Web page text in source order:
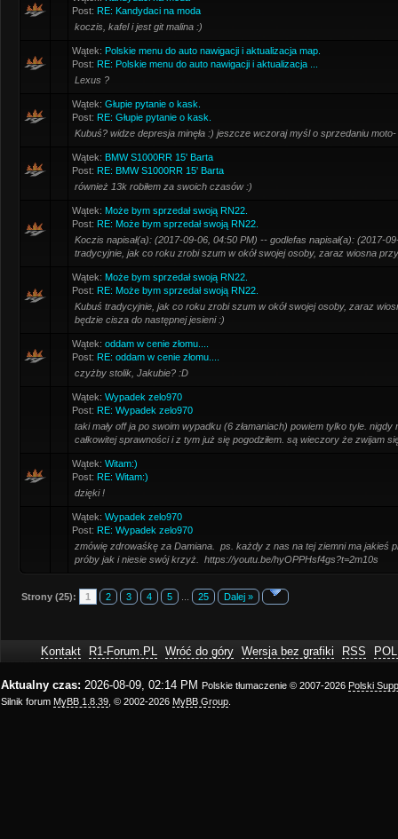
Post: RE: Kandydaci na moda
koczis, kafel i jest git malina :)
Wątek: Polskie menu do auto nawigacji i aktualizacja map.
Post: RE: Polskie menu do auto nawigacji i aktualizacja ...
Lexus ?
Wątek: Głupie pytanie o kask.
Post: RE: Głupie pytanie o kask.
Kubuś? widze depresja minęła :) jeszcze wczoraj myśl o sprzedaniu
Wątek: BMW S1000RR 15' Barta
Post: RE: BMW S1000RR 15' Barta
również 13k robiłem za swoich czasów :)
Wątek: Może bym sprzedał swoją RN22.
Post: RE: Może bym sprzedał swoją RN22.
Koczis napisał(a): (2017-09-06, 04:50 PM) -- godlefas napisał(a): (2017-
tradycyjnie, jak co roku zrobi szum w okół swojej osoby, zaraz wiosna
Wątek: Może bym sprzedał swoją RN22.
Post: RE: Może bym sprzedał swoją RN22.
Kubuś tradycyjnie, jak co roku zrobi szum w okół swojej osoby, zaraz
będzie cisza do następnej jesieni :)
Wątek: oddam w cenie złomu....
Post: RE: oddam w cenie złomu....
czyżby stolik, Jakubie? :D
Wątek: Wypadek zelo970
Post: RE: Wypadek zelo970
taki mały off ja po swoim wypadku (6 złamaniach) powiem tylko tyle. nigdy
całkowitej sprawności i z tym już się pogodziłem. są wieczory że zwijam
Wątek: Witam:)
Post: RE: Witam:)
dzięki !
Wątek: Wypadek zelo970
Post: RE: Wypadek zelo970
zmówię zdrowaśkę za Damiana. ps. każdy z nas na tej ziemni ma jakieś
próby jak i niesie swój krzyż. https://youtu.be/hyOPPHsf4gs?t=2m10s
Strony (25): 1 2 3 4 5 25 Dalej »
Kontakt R1-Forum.PL Wróć do góry Wersja bez grafiki RSS
Aktualny czas: 2026-08-09, 02:14 PM Polskie tłumaczenie © 2007-2026 Polski
Silnik forum MyBB 1.8.39 , © 2002-2026 MyBB Group